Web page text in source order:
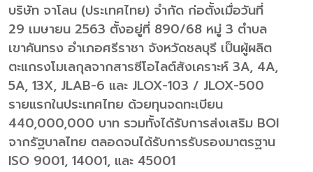
บริษัท จาโลน (ประเทศไทย) จำกัด ก่อตั้งเมื่อวันที่
29 เมษายน 2563 ตั้งอยู่ที่ 890/68 หมู่ 3 ตำบล
เขาคันทรง อำเภอศรีราชา จังหวัดชลบุรี เป็นผู้ผลิต
ตะแกรงโมเลกุลจากสารซีโอไลต์สังเคราะห์ 3A, 4A,
5A, 13X, JLAB-6 และ JLOX-103 / JLOX-500
รายแรกในประเทศไทย ด้วยทุนจดทะเบียน
440,000,000 บาท รวมทั้งได้รับการส่งเสริม BOI
จากรัฐบาลไทย ตลอดจนได้รับการรับรองมาตรฐาน
ISO 9001, 14001, และ 45001